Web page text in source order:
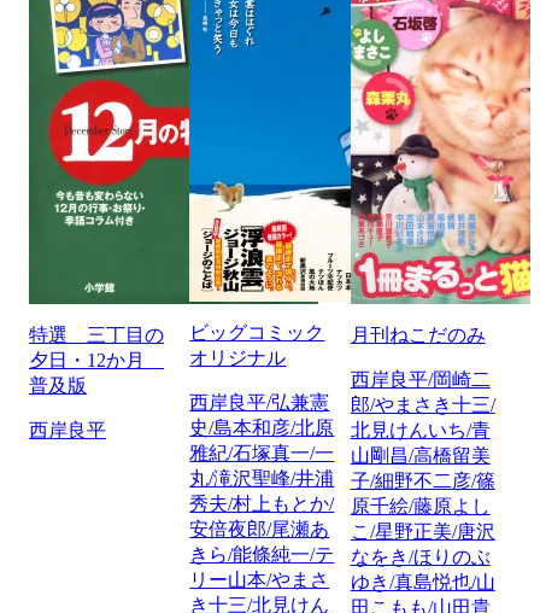
特選 三丁目の
夕日・12か月
普及版
西岸良平
ビッグコミック
オリジナル
西岸良平/弘兼憲
史/島本和彦/北原
雅紀/石塚真一/一
丸/滝沢聖峰/井浦
秀夫/村上もとか/
安倍夜郎/尾瀬あ
きら/能條純一/テ
リー山本/やまさ
き十三/北見けん
月刊ねこだのみ
西岸良平/岡崎二
郎/やまさき十三/
北見けんいち/青
山剛昌/高橋留美
子/細野不二彦/篠
原千絵/藤原よし
こ/星野正美/唐沢
なをき/ほりのぶ
ゆき/真島悦也/山
田こもも/山田貴